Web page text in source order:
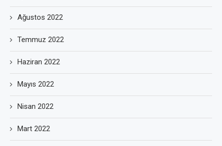
Ağustos 2022
Temmuz 2022
Haziran 2022
Mayıs 2022
Nisan 2022
Mart 2022